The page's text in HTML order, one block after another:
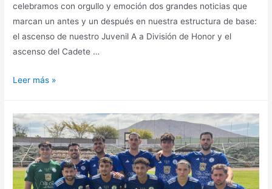
celebramos con orgullo y emoción dos grandes noticias que
marcan un antes y un después en nuestra estructura de base:
el ascenso de nuestro Juvenil A a División de Honor y el
ascenso del Cadete …
Leer más »